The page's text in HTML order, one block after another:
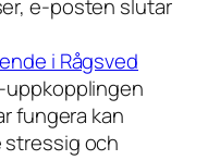
e-posten slutar
i Rågsved
uppkopplingen
fungera kan
stressig och